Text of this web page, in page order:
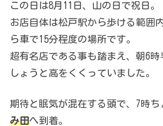
この日は8月11日、山の日で祝日。
お店自体は松戸駅から歩ける範囲
ら車で15分程度の場所です。
超有名店である事も踏まえ、朝6
しょうと高をくくっていました。
期待と眠気が混在する頭で、7時ち
み田へ到着。